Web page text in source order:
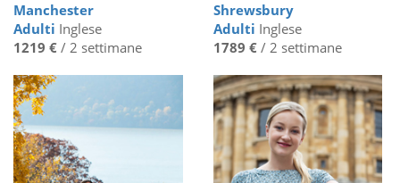
Manchester
Adulti Inglese
1219 € / 2 settimane
Shrewsbury
Adulti Inglese
1789 €/ 2 settimane